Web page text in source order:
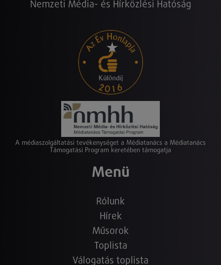
Nemzeti Média- és Hírközlési Hatóság
A médiaszolgáltatási tevékenységet a Médiatanács a Médiatanács
Támogatási Program keretében támogatja
Menü
Rólunk
Hírek
Műsorok
Toplista
Válogatás toplista